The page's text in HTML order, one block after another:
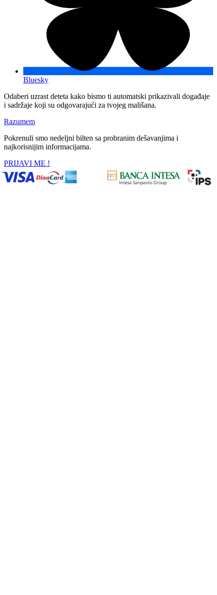
Bluesky
Odaberi uzrast deteta kako bismo ti automatski prikazivali događaje
i sadržaje koji su odgovarajući za tvojeg mališana.
Razumem
Pokrenuli smo nedeljni bilten sa probranim dešavanjima i
najkorisnijim informacijama.
PRIJAVI ME !